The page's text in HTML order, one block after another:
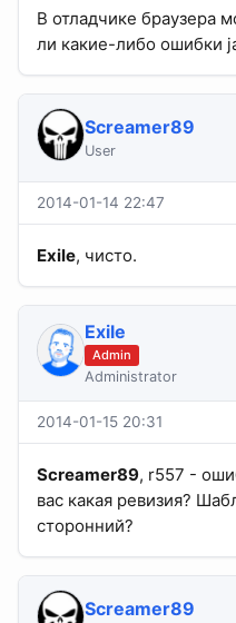
В отладчике браузера
ли какие-либо ошибки
Screamer89
User
2014-01-14 22:47
Exile, чисто.
Exile
Admin
Administrator
2014-01-15 20:31
Screamer89, r557 -
вас какая ревизия?
сторонний?
Screamer89